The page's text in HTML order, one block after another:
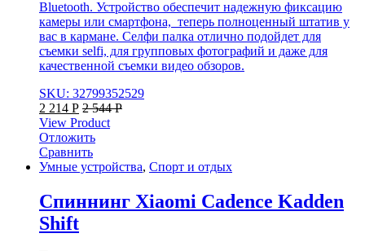
Bluetooth. Устройство обеспечит надежную фиксацию
камеры или смартфона, теперь полноценный штатив у
вас в кармане. Селфи палка отлично подойдет для
съемки selfi, для групповых фотографий и даже для
качественной съемки видео обзоров.
SKU: 32799352529
2 214 Р 2 544Р
View Product
Отложить
Сравнить
Умные устройства, Спорт и отдых
Спиннинг Xiaomi Cadence Kadden
Shift